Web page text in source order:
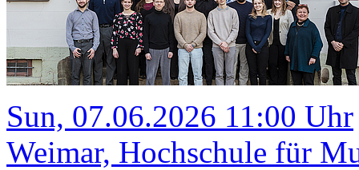
Sun, 07.06.2026 11:00 Uhr
Weimar, Hochschule für